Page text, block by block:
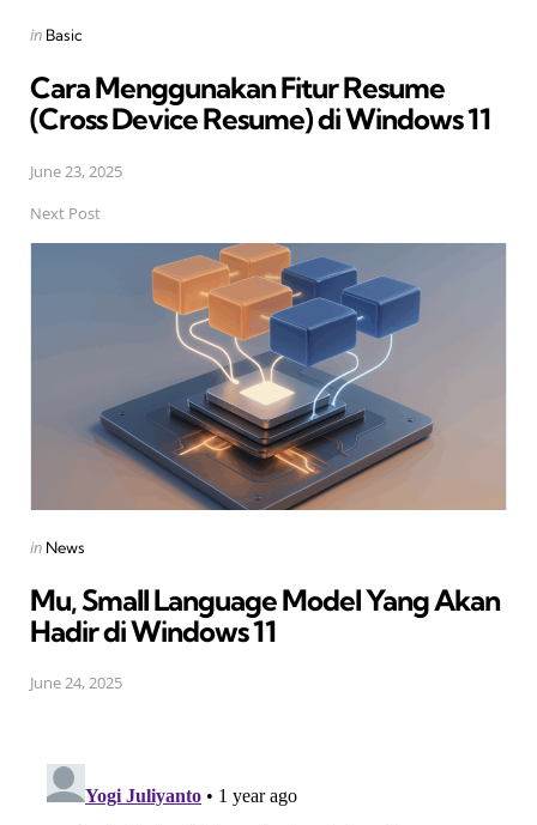
Posted
in Basic
Cara Menggunakan Fitur Resume
(Cross Device Resume) di Windows 11
June 23, 2025
Next Post
Posted
in News
Mu, Small Language Model Yang Akan
Hadir di Windows 11
June 24, 2025